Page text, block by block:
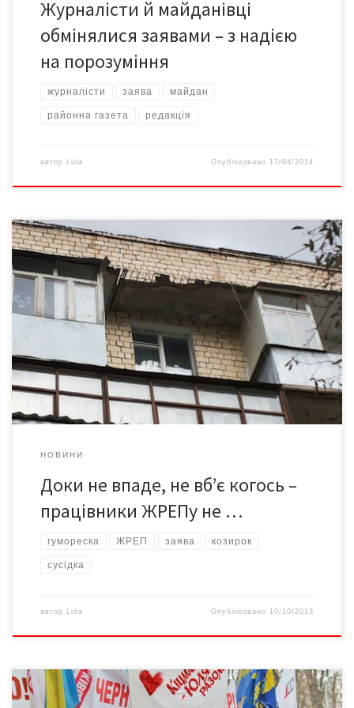
Журналісти й майданівці
обмінялися заявами – з надією
на порозуміння
журналісти заява майдан
районна газета редакція
автор Lida Опубліковано 17/04/2014
Пригадуєте гумореску Жванецького, ще з радянських часів, у
якій він висловив свою мрію відвідувати ЖРЕП на… танку. Так
ось, відтоді ніщо не змінилося. Моя історія тому
підтвердження. Майже рік тому, наприкінці жовтня 2012-го, я
написав заяву до ЖРЕП №17, додав до листа фотографії і заніс
за їхньою адресою на Південно-Кільцеву, […]
НОВИНИ
Доки не впаде, не вб’є когось –
працівники ЖРЕПу не …
гумореска ЖРЕП заява козирок
сусідка
автор Lida Опубліковано 10/10/2013